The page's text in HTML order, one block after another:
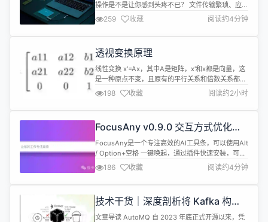
操作是不是让你感到头疼不已？ 文件传输繁琐、应用
管理不便、投屏体验不佳…… 这些困扰，
LinkAndroid帮你统统解决！作为一款强大的连接工
具，LinkAndroid致力于轻松连接安卓与电脑，为大
装应用等一站式便捷体验，全面提升工作效率。 现
在，我们激动地宣布， ...
259 收藏 阅读约4分钟
透视变换原理
线性变换 x'=Ax，其中A是矩阵，x'和x都是向量，这
是一种原点不变，且原有的平行关系和倍数关系都不
变的空间视角转换，它转换的是从不同空间视角来看
x这个向量，x'和x其实是同一个向量，只不过所看的
视角不同罢了。具体的内容可以参考线性代数整理
仿射变换 仿射变换是在线性变换的基础上，原点可以
发生变换。 x'=...
198 收藏 阅读约2小时
FocusAny v0.9.0 交互方式优化，
fad 文件格式支持快速打开
FocusAny是一个专注高效的AI工具条，可以使用Alt
/ Option+空格 一键唤起，通过插件快速安装，可以
扩展出非常多的功能。 安装使用 访问
www.focusany.com下载对应系统 安装包，一键安
装即可。 目前支持Windows、MacOS、Linux系
支持快速打开 新增：点击托盘图标...
186 收藏 阅读约4分钟
技术干货｜深度剖析将 Kafka 构建
在 S3 上的技术挑战与最佳实践
文章导读 AutoMQ 自 2023 年底正式开源以来，凭